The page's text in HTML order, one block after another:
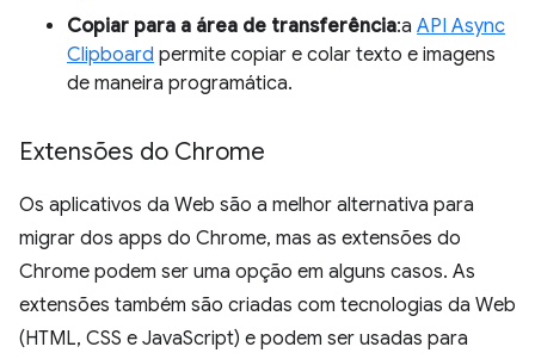
Copiar para a área de transferência:a API Async
Clipboard permite copiar e colar texto e imagens
de maneira programática.
Extensões do Chrome
Os aplicativos da Web são a melhor alternativa para
migrar dos apps do Chrome, mas as extensões do
Chrome podem ser uma opção em alguns casos. As
extensões também são criadas com tecnologias da Web
(HTML, CSS e JavaScript) e podem ser usadas para